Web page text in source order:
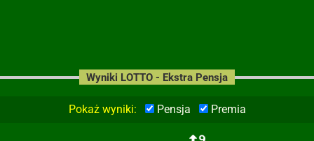
Pokaż wyniki: Pensja Premia
Wyniki LOTTO - Ekstra Pensja